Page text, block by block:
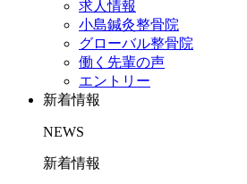
求人情報
小島鍼灸整骨院
グローバル整骨院
働く先輩の声
エントリー
新着情報
NEWS
新着情報